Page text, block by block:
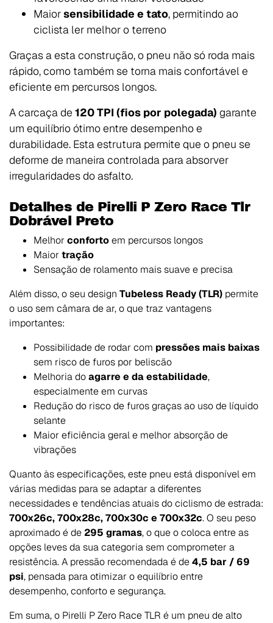
Maiorsensibilidade e tato, permitindo ao
ciclista ler melhor o terreno
Graças a esta construção, o pneu não só roda mais
rápido, como também se torna mais confortável e
eficiente em percursos longos.
A carcaça de 120 TPI (fios por polegada) garante
um equilíbrio ótimo entre desempenho e
durabilidade. Esta estrutura permite que o pneu se
deforme de maneira controlada para absorver
irregularidades do asfalto.
Detalhes de Pirelli P Zero Race Tlr
Dobrável Preto
Melhor confortoem percursos longos
Maior tração
Sensação de rolamento mais suave e precisa
Além disso, o seu design Tubeless Ready (TLR) permite
o uso sem câmara de ar, o que traz vantagens
importantes:
Possibilidade de rodar com pressões mais baixas
sem risco de furos por beliscão
Melhoria doagarre e da estabilidade,
especialmente em curvas
Redução do risco de furos graças ao uso de líquido
selante
Maior eficiência geral e melhor absorção de
vibrações
Quanto às especificações, este pneu está disponível em
várias medidas para se adaptar a diferentes
necessidades e tendências atuais do ciclismo de estrada:
700x26c, 700x28c, 700x30c e 700x32c. O seu peso
aproximado é de 295 gramas, o que o coloca entre as
opções leves da sua categoria sem comprometer a
resistência. A pressão recomendada é de4,5 bar / 69
psi, pensada para otimizar o equilíbrio entre
desempenho, conforto e segurança.
Em suma, o Pirelli P Zero Race TLR é um pneu de alto